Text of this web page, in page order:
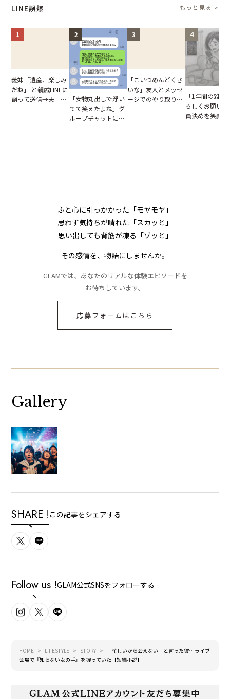
LINE誤爆 もっと見る >
1
義妹「遺産、楽しみ
だね」 と親戚LINEに
誤って送信→夫「実
2
「安物丸出しで浮い
てて笑えたよね」グ
ループチャットに投
3
「こいつめんどくさ
いな」友人とメッセ
ージでのやり取り。
4
「1年間の雑用
ろしくお願い
員決めを笑顔
ふと心に引っかかった「モヤモヤ」
思わず気持ちが晴れた「スカッと」
思い出しても背筋が凍る「ゾッと」
その感情を、物語にしませんか。
GLAMでは、あなたのリアルな体験エピソードを
お待ちしています。
応募フォームはこちら
Gallery
SHARE ! この記事をシェアする
Follow us !GLAM公式SNSをフォローする
HOME LIFESTYLE STORY
「忙しいから会えない」と言った彼…ライブ
会場で『知らない女の手』を握っていた【短編小説】